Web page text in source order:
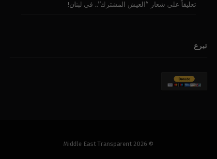
تعليقاً على شعار “العيش المشترك”.. في لبنان!
تبرع
© 2026 Middle East Transparent